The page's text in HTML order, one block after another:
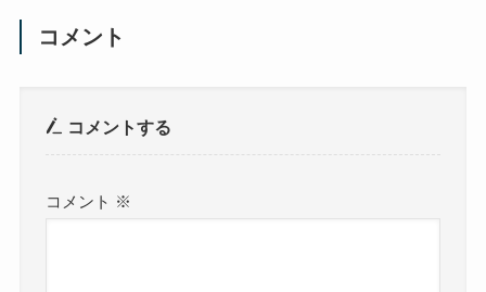
コメント
コメントする
コメント ※